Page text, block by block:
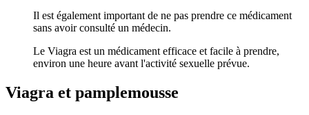
Il est également important de ne pas prendre ce médicament
sans avoir consulté un médecin.
Le Viagra est un médicament efficace et facile à prendre,
environ une heure avant l'activité sexuelle prévue.
Viagra et pamplemousse